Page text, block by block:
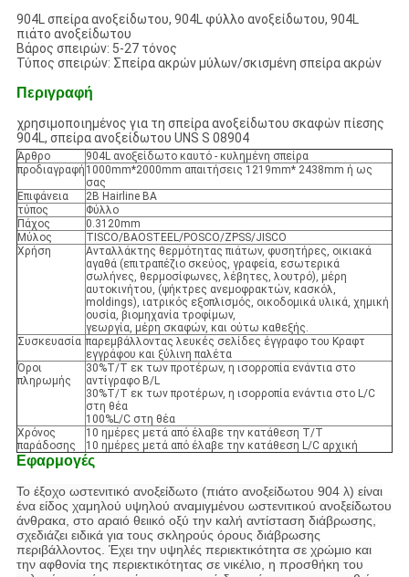
904L σπείρα ανοξείδωτου, 904L φύλλο ανοξείδωτου, 904L
πιάτο ανοξείδωτου
Βάρος σπειρών: 5-27 τόνος
Τύπος σπειρών: Σπείρα ακρών μύλων/σκισμένη σπείρα ακρών
Περιγραφή
χρησιμοποιημένος για τη σπείρα ανοξείδωτου σκαφών πίεσης
904L, σπείρα ανοξείδωτου UNS S 08904
Άρθρο
904L ανοξείδωτο καυτό - κυλημένη σπείρα
προδιαγραφή 1000mm*2000mm απαιτήσεις 1219mm* 2438mm ή ως
σας
Επιφάνεια
2B Hairline BA
τύπος
Φύλλο
Πάχος
0.3120mm
Μύλος
TISCO/BAOSTEEL/POSCO/ZPSS/JISCO
Χρήση
Ανταλλάκτης θερμότητας πιάτων, φυσητήρες, οικιακά
αγαθά (επιτραπέζιο σκεύος, γραφεία, εσωτερικά
σωλήνες, θερμοσίφωνες, λέβητες, λουτρό), μέρη
αυτοκινήτου, (ψήκτρες ανεμοφρακτών, κασκόλ,
moldings), ιατρικός εξοπλισμός, οικοδομικά υλικά, χημική
ουσία, βιομηχανία τροφίμων,
γεωργία, μέρη σκαφών, και ούτω καθεξής.
Συσκευασία παρεμβάλλοντας λευκές σελίδες έγγραφο του Κραφτ
εγγράφου και ξύλινη παλέτα
Όροι
πληρωμής
30%T/T εκ των προτέρων, η ισορροπία ενάντια στο
αντίγραφο B/L
30%T/T εκ των προτέρων, η ισορροπία ενάντια στο L/C
στη θέα
100%L/C στη θέα
Χρόνος
παράδοσης
10 ημέρες μετά από έλαβε την κατάθεση T/T
10 ημέρες μετά από έλαβε την κατάθεση L/C αρχική
Εφαρμογές
Το έξοχο ωστενιτικό ανοξείδωτο (πιάτο ανοξείδωτου 904 λ) είναι
ένα είδος χαμηλού υψηλού αναμιγμένου ωστενιτικού ανοξείδωτου
άνθρακα, στο αραιό θειικό οξύ την καλή αντίσταση διάβρωσης,
σχεδιάζει ειδικά για τους σκληρούς όρους διάβρωσης
περιβάλλοντος. Έχει την υψηλές περιεκτικότητα σε χρώμιο και
την αφθονία της περιεκτικότητας σε νικέλιο, η προσθήκη του